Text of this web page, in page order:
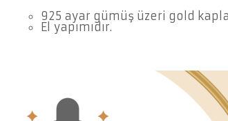
925 ayar gümüş üzeri gold
El yapımıdır.